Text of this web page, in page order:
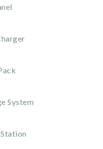
System